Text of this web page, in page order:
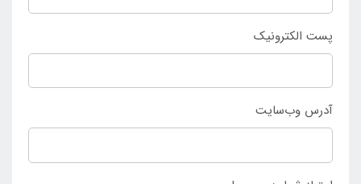
پست الکترونیک
آدرس وب‌سایت